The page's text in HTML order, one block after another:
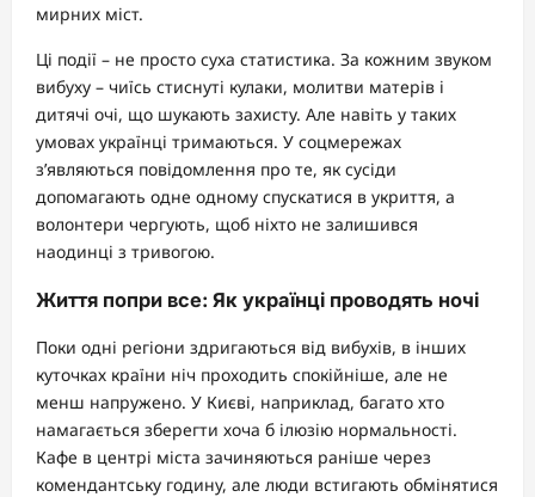
мирних міст.
Ці події – не просто суха статистика. За кожним звуком
вибуху – чиїсь стиснуті кулаки, молитви матерів і
дитячі очі, що шукають захисту. Але навіть у таких
умовах українці тримаються. У соцмережах
з’являються повідомлення про те, як сусіди
допомагають одне одному спускатися в укриття, а
волонтери чергують, щоб ніхто не залишився
наодинці з тривогою.
Життя попри все: Як українці проводять ночі
Поки одні регіони здригаються від вибухів, в інших
куточках країни ніч проходить спокійніше, але не
менш напружено. У Києві, наприклад, багато хто
намагається зберегти хоча б ілюзію нормальності.
Кафе в центрі міста зачиняються раніше через
комендантську годину, але люди встигають обмінятися